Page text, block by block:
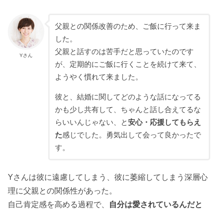
Yさん
父親との関係改善のため、ご飯に行って来ま
した。
父親と話すのは苦手だと思っていたのです
が、定期的にご飯に行くことを続けて来て、
ようやく慣れて来ました。
彼と、結婚に関してどのような話になってる
かも少し共有して、ちゃんと話し合えてるな
らいいんじゃない、と安心・応援してもらえ
た感じでした。勇気出して会って良かったで
す。
Yさんは彼に遠慮してしまう、彼に萎縮してしまう深層心
理に父親との関係性があった。
自己肯定感を高める過程で、 自分は愛されているんだと